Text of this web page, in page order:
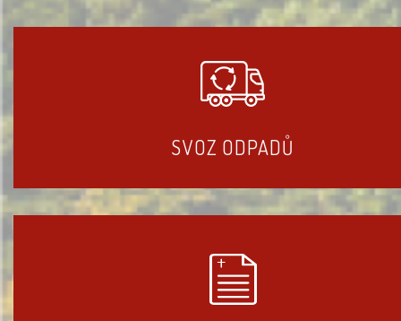
SVOZ ODPADŮ